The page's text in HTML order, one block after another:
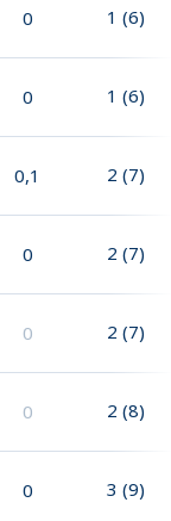
0 1 (6)
0 1 (6)
0,1 2 (7)
0 2 (7)
0 2 (7)
0 2 (8)
0 3 (9)